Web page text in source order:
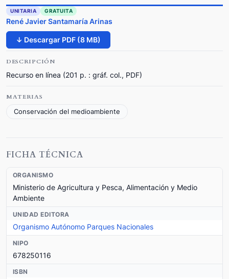
UNITARIA GRATUITA
René Javier Santamaría Arinas
↓ Descargar PDF (8 MB)
DESCRIPCIÓN
Recurso en línea (201 p. : gráf. col., PDF)
MATERIAS
Conservación del medioambiente
FICHA TÉCNICA
ORGANISMO
Ministerio de Agricultura y Pesca, Alimentación y Medio
Ambiente
UNIDAD EDITORA
Organismo Autónomo Parques Nacionales
NIPO
678250116
ISBN